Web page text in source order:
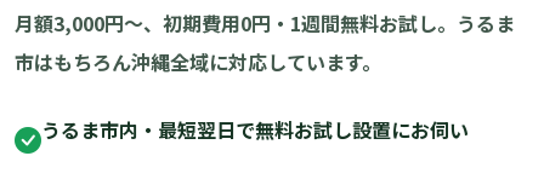
月額3,000円〜、初期費用0円・1週間無料お試し。うるま
市はもちろん沖縄全域に対応しています。
うるま市内・最短翌日で無料お試し設置にお伺い